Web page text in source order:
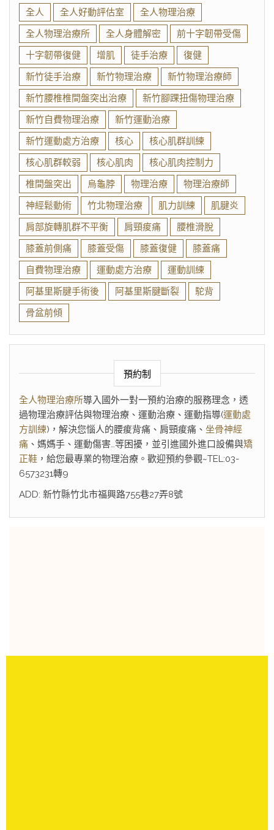
全人 全人好動評估室
全人物理治療
全人物理治療所
全人身體解密
前十字韌帶受傷
十字韌帶復健
增肌 徒手治療
復健
新竹徒手治療
新竹物理治療
新竹物理治療師
新竹腰椎椎間盤突出治療
新竹腳踝扭傷物理治療
新竹自費物理治療
新竹運動治療
新竹運動處方治療
核心
核心肌群訓練
核心肌群較弱
核心肌肉
核心肌肉控制力
椎間盤突出
烏龜脖 物理治療
物理治療師
神經鬆動術
竹北物理治療 肌力訓練
肌腱炎
肩部旋轉肌群不平衡
肩頸痠痛
腰椎滑脫
膝蓋前側痛
膝蓋受傷 膝蓋復健
膝蓋痛
自費物理治療
運動處方治療
運動訓練
阿基里斯腱手術後
阿基里斯腱斷裂
駝背
骨盆前傾
預約制
全人物理治療所導入國外一對一預約治療的服務理念，透
過物理治療評估與物理治療、運動治療、運動指導(運動處
方訓練)，解決您惱人的腰痠背痛、肩頸痠痛、 坐骨神經
痛 、媽媽手、運動傷害…等困擾，並引進國外進口設備與矯
正鞋 ，給您最專業的物理治療。歡迎預約參觀~TEL:03-
6573231轉9
ADD: 新竹縣竹北市福興路755巷27弄8號